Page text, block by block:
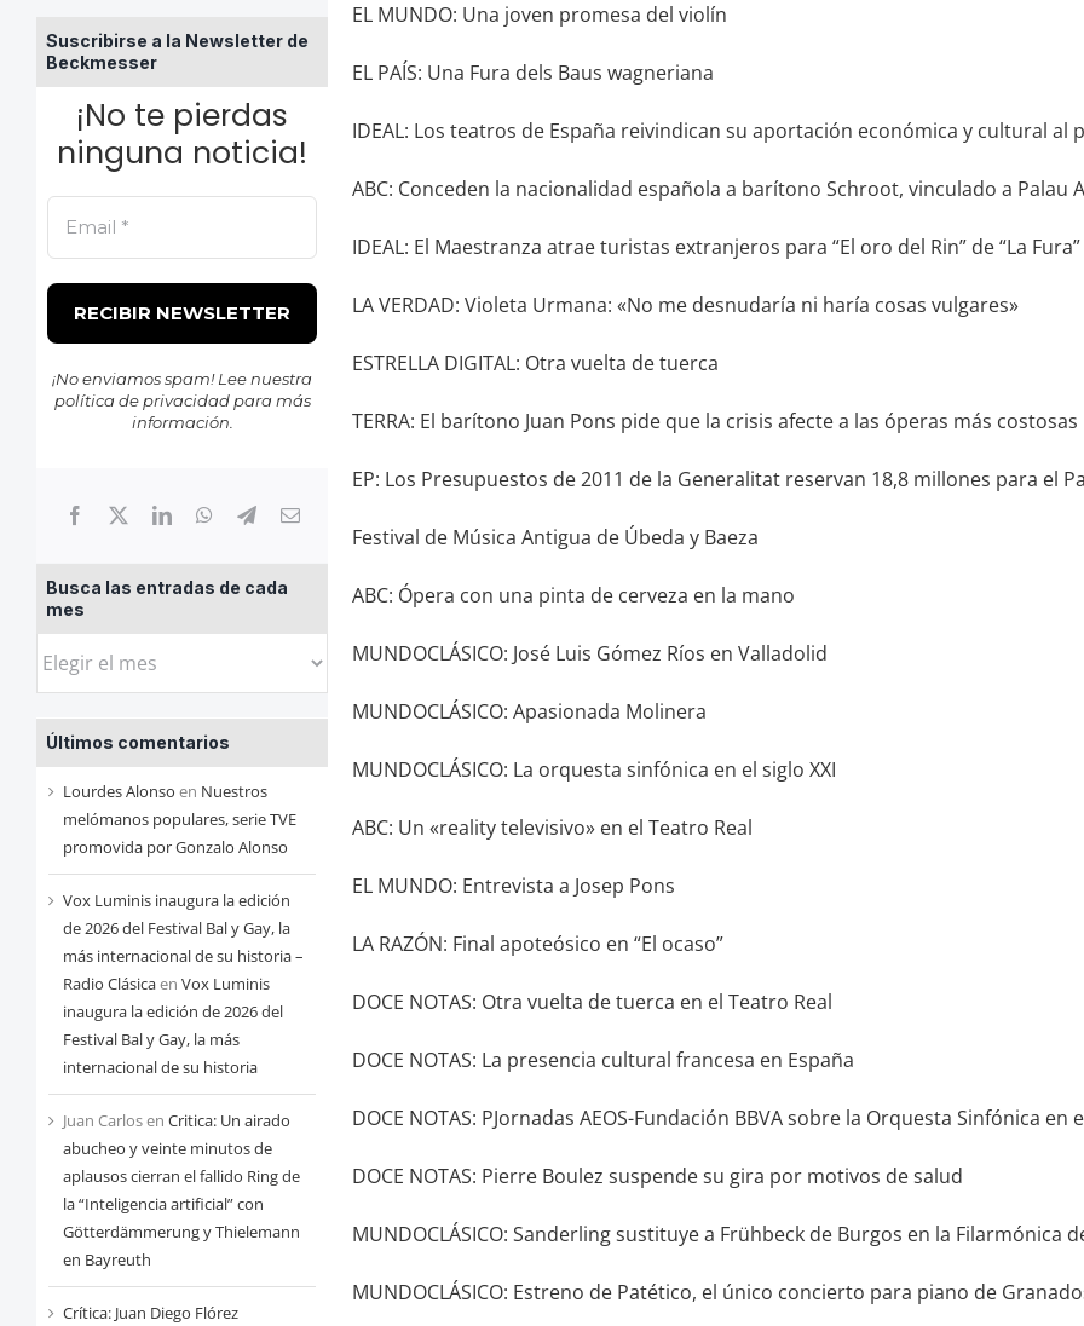
Suscribirse a la Newsletter de
Beckmesser
¡No te pierdas
ninguna noticia!
¡No enviamos spam! Lee nuestra
política de privacidadpara más
información.
Busca las entradas de cada
mes
Busca
entradas
de
cada
mes
Últimos comentarios
Lourdes Alonso en Nuestros
melómanos populares, serie TVE
promovida por Gonzalo Alonso
Vox Luminis inaugura la edición
de 2026 del Festival Bal y Gay, la
más internacional de su historia –
Radio Clásicaen Vox Luminis
inaugura la edición de 2026 del
Festival Bal y Gay, la más
internacional de su historia
Juan Carlosen Critica: Un airado
abucheo y veinte minutos de
aplausos cierran el fallido Ring de
la “Inteligencia artificial” con
Götterdämmerung y Thielemann
en Bayreuth
Crítica: Juan Diego Flórez
EL MUNDO: Una joven promesa del violín
EL PAÍS: Una Fura dels Baus wagneriana
IDEAL: Los teatros de España reivindican su aportación económica y cultural al
ABC: Conceden la nacionalidad española a barítono Schroot, vinculado a Palau
IDEAL: El Maestranza atrae turistas extranjeros para “El oro del Rin” de “La Fura”
LA VERDAD: Violeta Urmana: «No me desnudaría ni haría cosas vulgares»
ESTRELLA DIGITAL: Otra vuelta de tuerca
TERRA: El barítono Juan Pons pide que la crisis afecte a las óperas más costosas
EP: Los Presupuestos de 2011 de la Generalitat reservan 18,8 millones para el
Festival de Música Antigua de Úbeda y Baeza
ABC: Ópera con una pinta de cerveza en la mano
MUNDOCLÁSICO: José Luis Gómez Ríos en Valladolid
MUNDOCLÁSICO: Apasionada Molinera
MUNDOCLÁSICO: La orquesta sinfónica en el siglo XXI
ABC: Un «reality televisivo» en el Teatro Real
EL MUNDO: Entrevista a Josep Pons
LA RAZÓN: Final apoteósico en “El ocaso”
DOCE NOTAS: Otra vuelta de tuerca en el Teatro Real
DOCE NOTAS: La presencia cultural francesa en España
DOCE NOTAS: PJornadas AEOS-Fundación BBVA sobre la Orquesta Sinfónica en
DOCE NOTAS: Pierre Boulez suspende su gira por motivos de salud
MUNDOCLÁSICO: Sanderling sustituye a Frühbeck de Burgos en la Filarmónica
MUNDOCLÁSICO: Estreno de Patético, el único concierto para piano de